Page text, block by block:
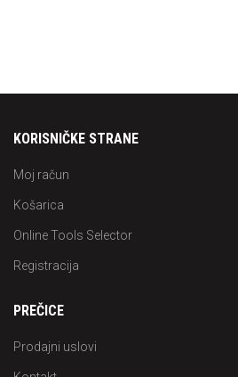
KORISNIČKE STRANE
Moj račun
Košarica
Online Tools Selector
Registracija
PREČICE
Prodajni uslovi